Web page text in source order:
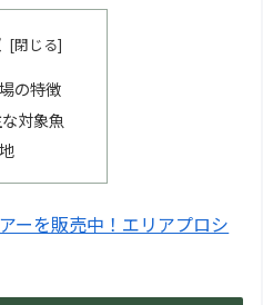
の特徴
対象魚
ーを販売中！エリアプロシ